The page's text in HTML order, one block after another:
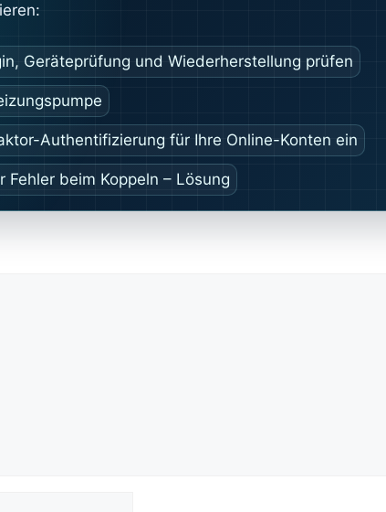
Geräteprüfung und Wiederherstellung prüfen
Authentifizierung für Ihre Online-Konten ein
Fehler beim Koppeln – Lösung